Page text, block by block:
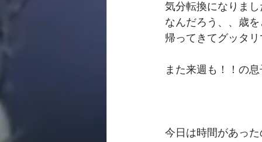
気分転換になりま
なんだろう、、歳
帰ってきてグッタ
また来週も！！の
今日は時間があっ